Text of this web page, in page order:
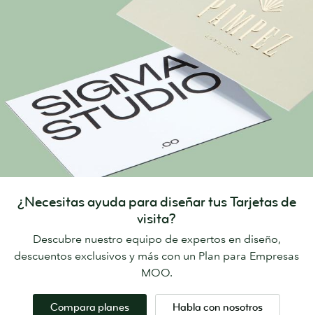
¿Necesitas ayuda para diseñar tus Tarjetas de
visita?
Descubre nuestro equipo de expertos en diseño,
descuentos exclusivos y más con un Plan para Empresas
MOO.
Compara planes Habla con nosotros